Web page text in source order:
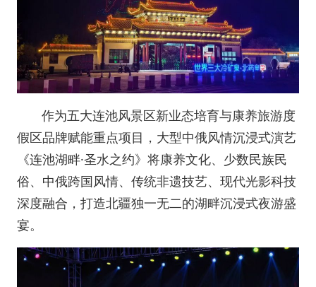
作为五大连池风景区新业态培育与康养旅游度
假区品牌赋能重点项目，大型中俄风情沉浸式演艺
《连池湖畔·圣水之约》将康养文化、少数民族民
俗、中俄跨国风情、传统非遗技艺、现代光影科技
深度融合，打造北疆独一无二的湖畔沉浸式夜游盛
宴。